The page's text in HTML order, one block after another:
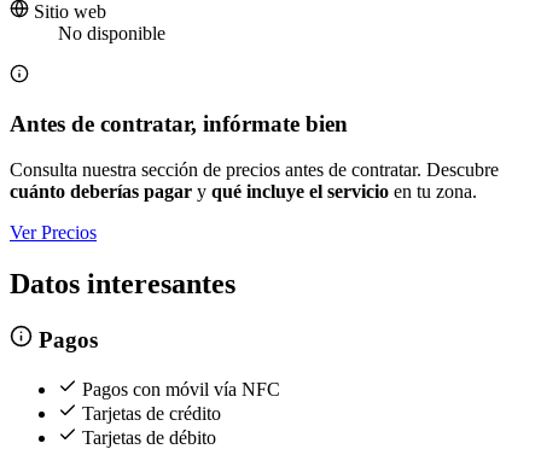
Sitio web
No disponible
Antes de contratar, infórmate bien
Consulta nuestra sección de precios antes de contratar. Descubre
cuánto deberías pagar y qué incluye el servicio en tu zona.
Ver Precios
Datos interesantes
Pagos
Pagos con móvil vía NFC
Tarjetas de crédito
Tarjetas de débito